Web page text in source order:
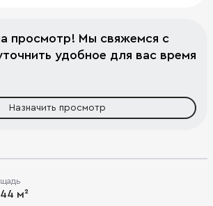
просмотр! Мы свяжемся с
удобное для вас время
Назначить просмотр
м²